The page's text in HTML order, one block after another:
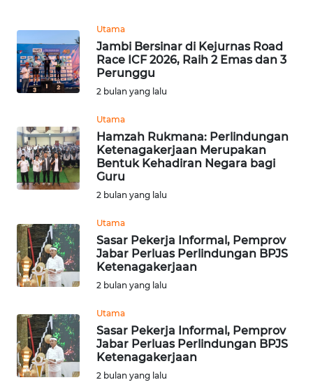
Utama
Jambi Bersinar di Kejurnas Road
Race ICF 2026, Raih 2 Emas dan 3
Perunggu
2 bulan yang lalu
Utama
Hamzah Rukmana: Perlindungan
Ketenagakerjaan Merupakan
Bentuk Kehadiran Negara bagi
Guru
2 bulan yang lalu
Utama
Sasar Pekerja Informal, Pemprov
Jabar Perluas Perlindungan BPJS
Ketenagakerjaan
2 bulan yang lalu
Utama
Sasar Pekerja Informal, Pemprov
Jabar Perluas Perlindungan BPJS
Ketenagakerjaan
2 bulan yang lalu
WN
PAPUA
WN
WN
RIAU
SERAMBI
WN
JAMBI
WN
SULTRA
WN
NTB